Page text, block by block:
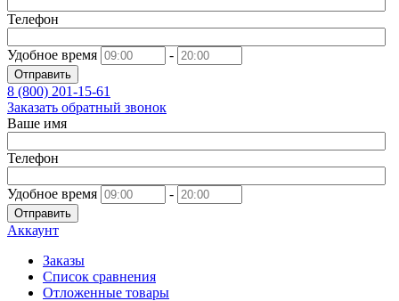
Телефон
Удобное время -
Отправить
8 (800) 201-15-61
Заказать обратный звонок
Ваше имя
Телефон
Удобное время -
Отправить
Аккаунт
Заказы
Список сравнения
Отложенные товары